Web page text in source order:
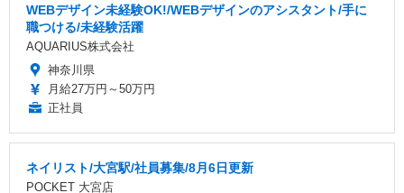
WEBデザイン未経験OK!/WEBデザインのアシスタント/手に
職つける/未経験活躍
AQUARIUS株式会社
神奈川県
月給27万円～50万円
正社員
ネイリスト/大宮駅/社員募集/8月6日更新
POCKET 大宮店